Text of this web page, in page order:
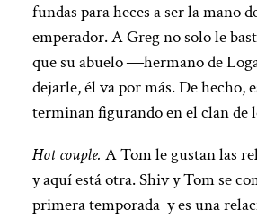
fundas para heces a ser la mano
emperador. A Greg no solo le
que su abuelo ―hermano de
dejarle, él va por más. De hecho,
terminan figurando en el clan de
Hot couple. A Tom le gustan las
y aquí está otra. Shiv y Tom se
primera temporada y es una